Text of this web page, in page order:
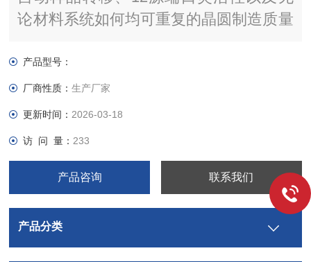
论材料系统如何均可重复的晶圆制造质量
材料研究到设备的小规模生产，涵盖了各
个环节。
产品型号：
厂商性质：生产厂家
更新时间： 2026-03-18
访 问 量： 233
产品咨询 联系我们
产品分类